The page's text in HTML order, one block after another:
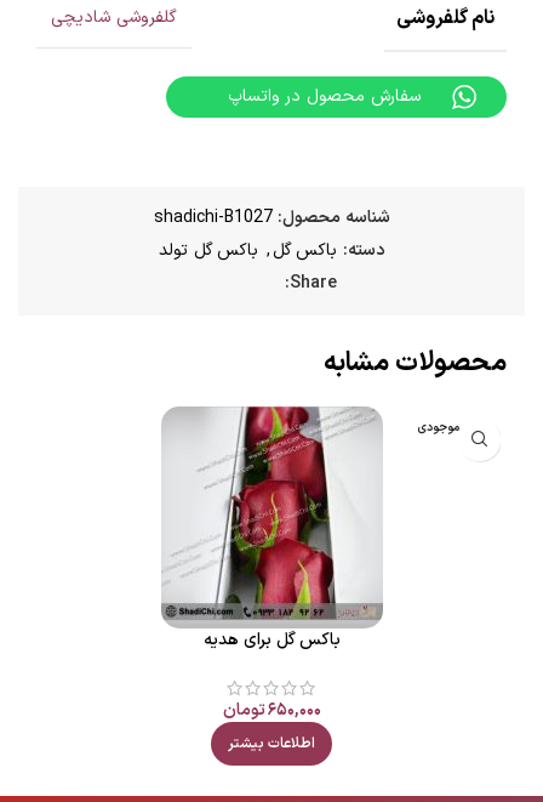
نام گلفروشی گلفروشی شادیچی
سفارش محصول در واتساپ
شناسه محصول:shadichi-B1027
دسته: باکس گل, باکس گل تولد
Share:
محصولات مشابه
اتمام موجودی
باکس گل برای هدیه
۶۵۰,۰۰۰تومان
اطلاعات بیشتر